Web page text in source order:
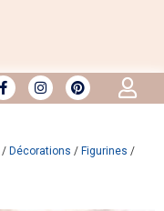
/ Décorations / Figurines /